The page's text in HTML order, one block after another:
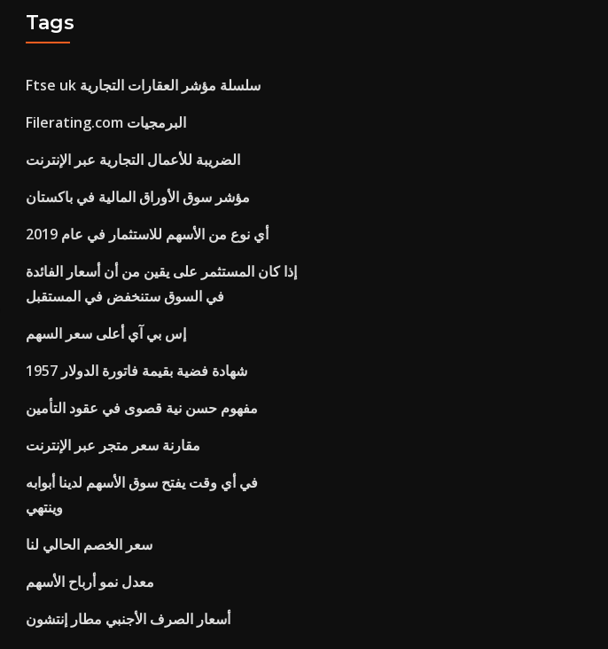
Tags
Ftse uk سلسلة مؤشر العقارات التجارية
Filerating.com البرمجيات
الضريبة للأعمال التجارية عبر الإنترنت
مؤشر سوق الأوراق المالية في باكستان
أي نوع من الأسهم للاستثمار في عام 2019
إذا كان المستثمر على يقين من أن أسعار الفائدة
في السوق ستنخفض في المستقبل
إس بي آي أعلى سعر السهم
1957 شهادة فضية بقيمة فاتورة الدولار
مفهوم حسن نية قصوى في عقود التأمين
مقارنة سعر متجر عبر الإنترنت
في أي وقت يفتح سوق الأسهم لدينا أبوابه
وينتهي
سعر الخصم الحالي لنا
معدل نمو أرباح الأسهم
أسعار الصرف الأجنبي مطار إنتشون